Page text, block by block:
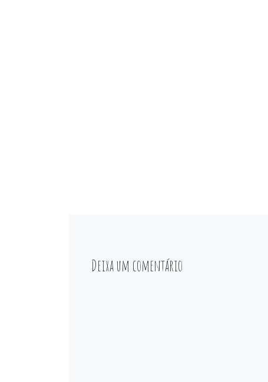
Deixa um comentário